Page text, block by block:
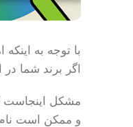
اگر برند شما
و ممکن است